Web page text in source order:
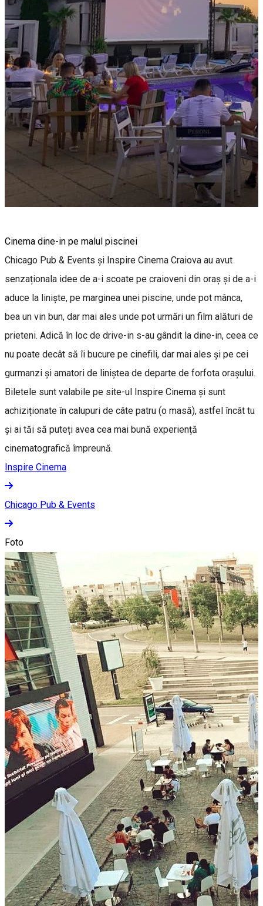
Cinema dine-in pe malul piscinei
Chicago Pub & Events și Inspire Cinema Craiova au avut
senzaționala idee de a-i scoate pe craioveni din oraș și de a-i
aduce la liniște, pe marginea unei piscine, unde pot mânca,
bea un vin bun, dar mai ales unde pot urmări un film alături de
prieteni. Adică în loc de drive-in s-au gândit la dine-in, ceea ce
nu poate decât să îi bucure pe cinefili, dar mai ales și pe cei
gurmanzi și amatori de liniștea de departe de forfota orașului.
Biletele sunt valabile pe site-ul Inspire Cinema și sunt
achiziționate în calupuri de câte patru (o masă), astfel încât tu
și ai tăi să puteți avea cea mai bună experiență
cinematografică împreună.
Inspire Cinema
Chicago Pub & Events
Foto